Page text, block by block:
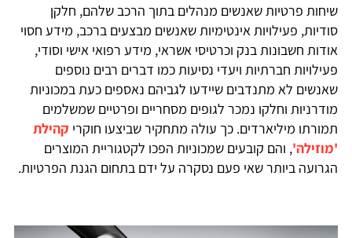
שיחות פרטיות שאנשים מנהלים בתוך הרכב שלהם, חלקן
סודיות, פעילויות אינטימיות שאנשים מבצעים ברכב, מידע חסוי
אודות חשבונות בנק וכרטיסי אשראי, מידע רפואי אישי וסודי,
פעילויות חברתיות ויעדי נסיעות כמו דברים רבים נוספים
שאנשים לא מתנדבים שיידעו לגביהם נאספים כעת במכוניות
מודרניות וחלקו נמכר לגופים מסחריים ופרטיים שמשלמים
תמורתו מיליארדים. כך עולה מתחקיר שביצעו חוקרי קהילת
'מוזילה', והם קובעים שמכוניות הפכו לקטגוריית המוצרים
הגרועה ביותר שאי פעם נסקרה על ידם בתחום הגנת הפרטיות.